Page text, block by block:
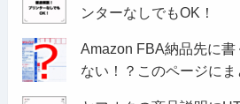
ンターなしでもOK！
Amazon FBA納品先に書
ない！？このページにま